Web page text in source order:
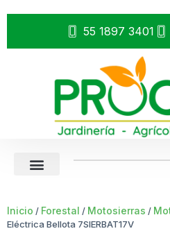
55 1897 3401
Inicio / Forestal / Motosierras /
Eléctrica Bellota 7SIERBAT17V